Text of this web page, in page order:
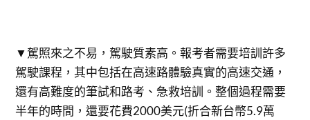
▼駕照來之不易，駕駛質素高。報考者需要培訓許多
駕駛課程，其中包括在高速路體驗真實的高速交通，
還有高難度的筆試和路考、急救培訓。整個過程需要
半年的時間，還要花費2000美元(折合新台幣5.9萬